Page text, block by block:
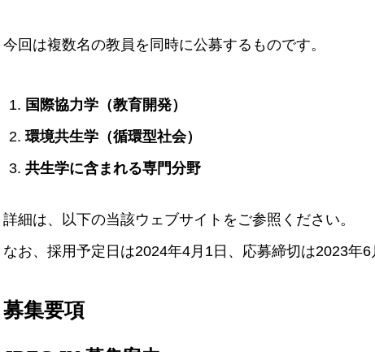
今回は複数名の教員を同時に公募するものです。
国際協力学（教育開発）
環境共生学（循環型社会）
共生学に含まれる専門分野
詳細は、以下の当該ウェブサイトをご参照ください。
なお、採用予定日は2024年4月1日、応募締切は2023年6
募集要項